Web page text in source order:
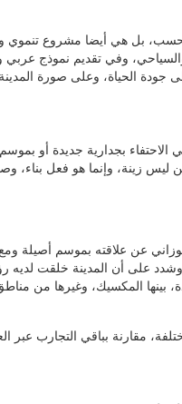
بل هي أيضا مشروع تنموي
وفي تقديم نموذج عربي
الحياة، وعلى صورة
الاحتفاء بجدارية جديدة أو
ليس زينة، وإنما هو فعل بناء،
عن علاقته بموسم أصيلة ومع
وشدد على أن المدينة خلقت لديه
بينها المكسيك، وغيرها من
مقارنة بباقي التجارب عبر